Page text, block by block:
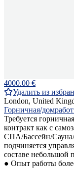
4000.00 €
Удалить из
London, United
Горничная/
Требуется
контракт как с
СПА/Бассейн/
подчиняется
составе небольшой
● Опыт работы